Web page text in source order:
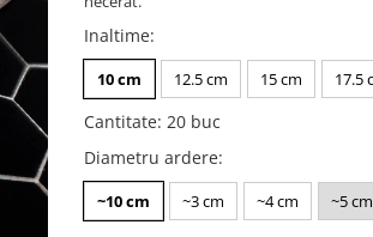
Inaltime:
10 cm 12.5 cm 15 cm 17.5
Cantitate: 20 buc
Diametru ardere:
~10 cm ~3 cm ~4 cm ~5 cm